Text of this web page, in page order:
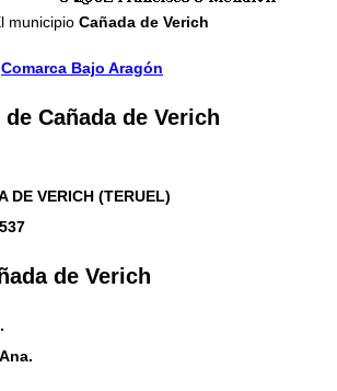
municipio Cañada de Verich
Comarca Bajo Aragón
Cañada de Verich
DE VERICH (TERUEL)
de Verich